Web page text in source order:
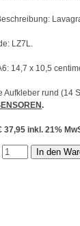
LZ7L.
14,7 x 10,5
Aufkleber rund (14
.
37,95 inkl. 21%